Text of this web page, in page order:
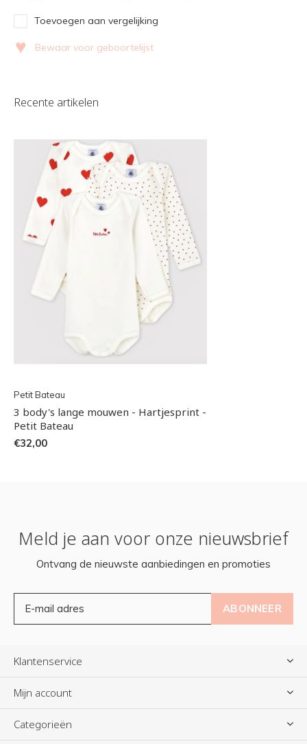
Toevoegen aan vergelijking
♥ Bewaar voor geboortelijst
Recente artikelen
Petit Bateau
3 body's lange mouwen - Hartjesprint -
Petit Bateau
€32,00
Meld je aan voor onze nieuwsbrief
Ontvang de nieuwste aanbiedingen en promoties
ABONNEER
Klantenservice
Mijn account
Categorieën